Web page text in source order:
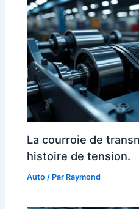
La courroie de
histoire de tension.
Auto / Par Raymond